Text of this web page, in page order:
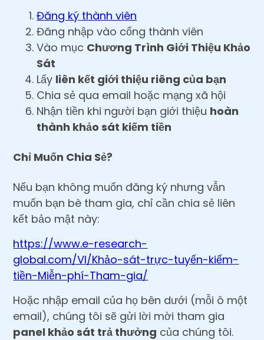
Đăng ký thành viên
Đăng nhập vào cổng thành viên
Vào mục Chương Trình Giới Thiệu Khảo
Sát
Lấy liên kết giới thiệu riêng của bạn
Chia sẻ qua email hoặc mạng xã hội
Nhận tiền khi người bạn giới thiệu hoàn
thành khảo sát kiếm tiền
Chỉ Muốn Chia Sẻ?
Nếu bạn không muốn đăng ký nhưng vẫn
muốn bạn bè tham gia, chỉ cần chia sẻ liên
kết bảo mật này:
https://www.e-research-
global.com/VI/Khảo-sát-trực-tuyến-kiếm-
tiền-Miễn-phí-Tham-gia/
Hoặc nhập email của họ bên dưới (mỗi ô một
email), chúng tôi sẽ gửi lời mời tham gia
panel khảo sát trả thưởng của chúng tôi.